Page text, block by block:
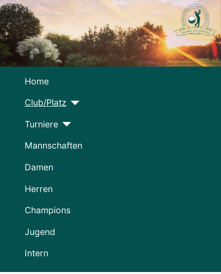
Home
Club/Platz
Turniere
Mannschaften
Damen
Herren
Champions
Jugend
Intern